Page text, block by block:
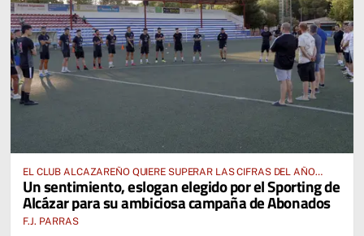
EL CLUB ALCAZAREÑO QUIERE SUPERAR LAS CIFRAS DEL AÑO
PASADO E INCLUSO DUPLICARLAS
Un sentimiento, eslogan elegido por el Sporting de
Alcázar para su ambiciosa campaña de Abonados
F.J. PARRAS